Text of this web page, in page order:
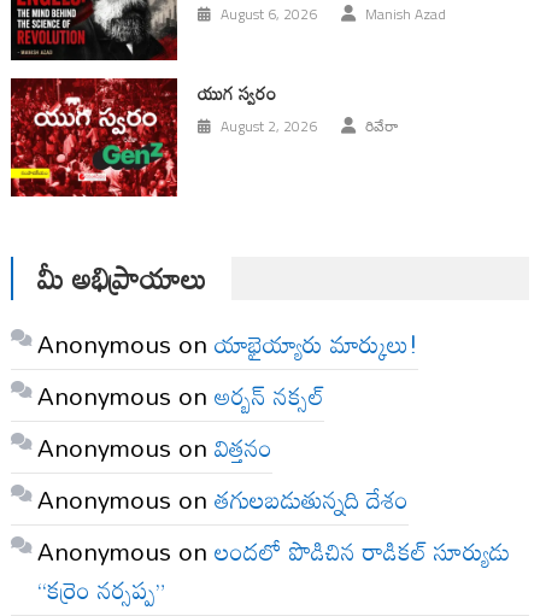
August 6, 2026 Manish Azad
యుగ స్వ‌రం
August 2, 2026 రివేరా
మీ అభిప్రాయాలు
Anonymous onయాభైయ్యారు మార్కులు!
Anonymous onఅర్బన్ నక్సల్
Anonymous onవిత్తనం
Anonymous onతగులబడుతున్నది దేశం
Anonymous onలందలో పొడిచిన రాడికల్ సూర్యుడు
“కర్రెం నర్సప్ప”